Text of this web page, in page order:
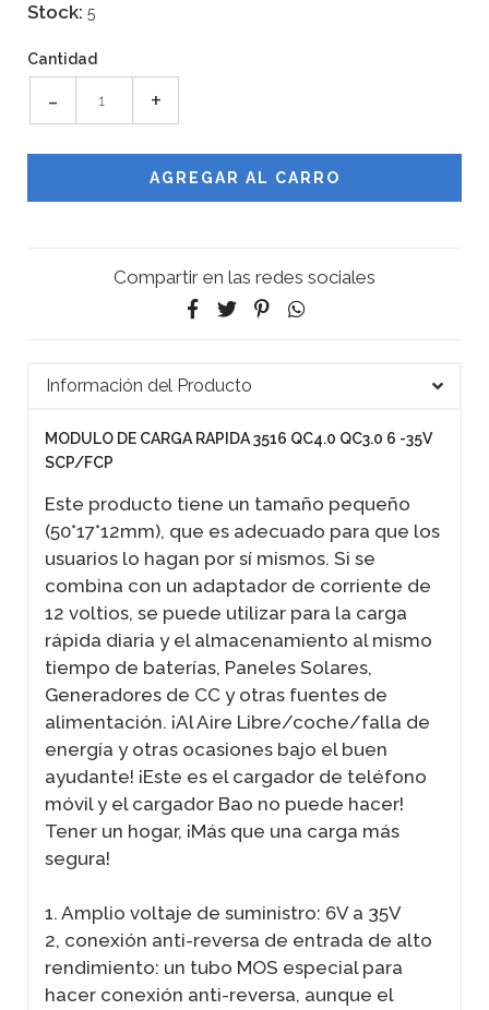
Stock: 5
Cantidad
- +
Compartir en las redes sociales
Información del Producto
MODULO DE CARGA RAPIDA 3516 QC4.0 QC3.0 6 -35V
SCP/FCP
Este producto tiene un tamaño pequeño
(50*17*12mm), que es adecuado para que los
usuarios lo hagan por sí mismos. Si se
combina con un adaptador de corriente de
12 voltios, se puede utilizar para la carga
rápida diaria y el almacenamiento al mismo
tiempo de baterías, Paneles Solares,
Generadores de CC y otras fuentes de
alimentación. ¡Al Aire Libre/coche/falla de
energía y otras ocasiones bajo el buen
ayudante! ¡Este es el cargador de teléfono
móvil y el cargador Bao no puede hacer!
Tener un hogar, ¡Más que una carga más
segura!
1. Amplio voltaje de suministro: 6V a 35V
2, conexión anti-reversa de entrada de alto
rendimiento: un tubo MOS especial para
hacer conexión anti-reversa, aunque el